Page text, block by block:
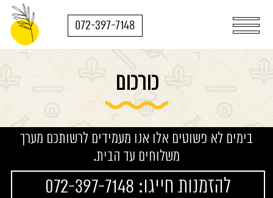
072-397-7148
כורכום
בימים לא פשוטים אלו אנו מעמידים לרשותכם מערך
משלוחים עד הבית.
להזמנות חייגו: 072-397-7148